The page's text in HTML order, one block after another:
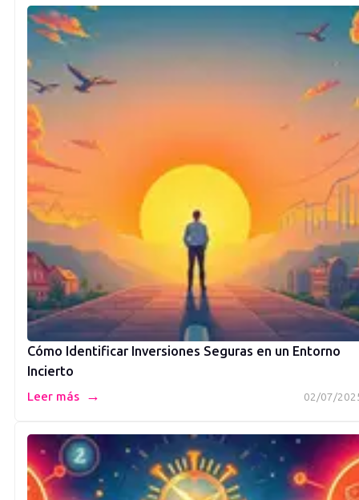
Cómo Identificar Inversiones Seguras en un Entorno
Incierto
02/07/
Leer más →